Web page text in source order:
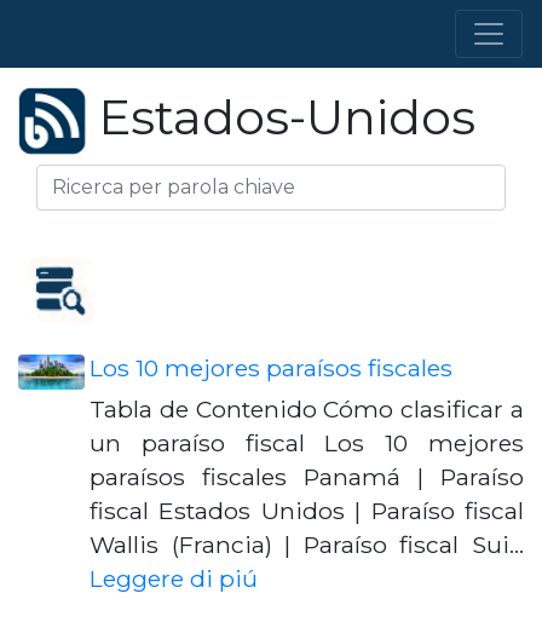
Estados-Unidos
Los 10 mejores paraísos fiscales
Tabla de Contenido Cómo clasificar a
un paraíso fiscal Los 10 mejores
paraísos fiscales Panamá | Paraíso
fiscal Estados Unidos | Paraíso fiscal
Wallis (Francia) | Paraíso fiscal Sui…
Leggere di piú